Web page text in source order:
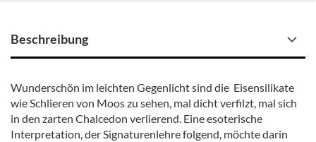
Beschreibung
Wunderschön im leichten Gegenlicht sind die Eisensilikate
wie Schlieren von Moos zu sehen, mal dicht verfilzt, mal sich
in den zarten Chalcedon verlierend. Eine esoterische
Interpretation, der Signaturenlehre folgend, möchte darin